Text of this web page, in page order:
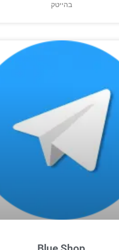
בהייטק